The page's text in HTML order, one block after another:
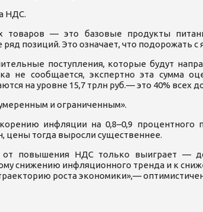
НДС.
товаров — это базовые продукты
позиций. Это означает, что подорожать
поступления, которые будут
не сообщается, экспертно эта сумма
на уровне 15,7 трлн руб.— это 40% всех
и ограниченным».
инфляции на 0,8–0,9 процентного
цены тогда выросли существеннее.
от повышения НДС только выиграет —
снижению инфляционного тренда и к
роста экономики»,—